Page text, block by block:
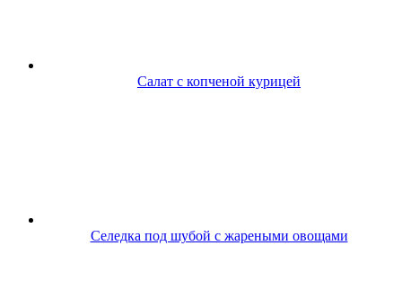
Салат с копченой курицей
Селедка под шубой с жареными овощами